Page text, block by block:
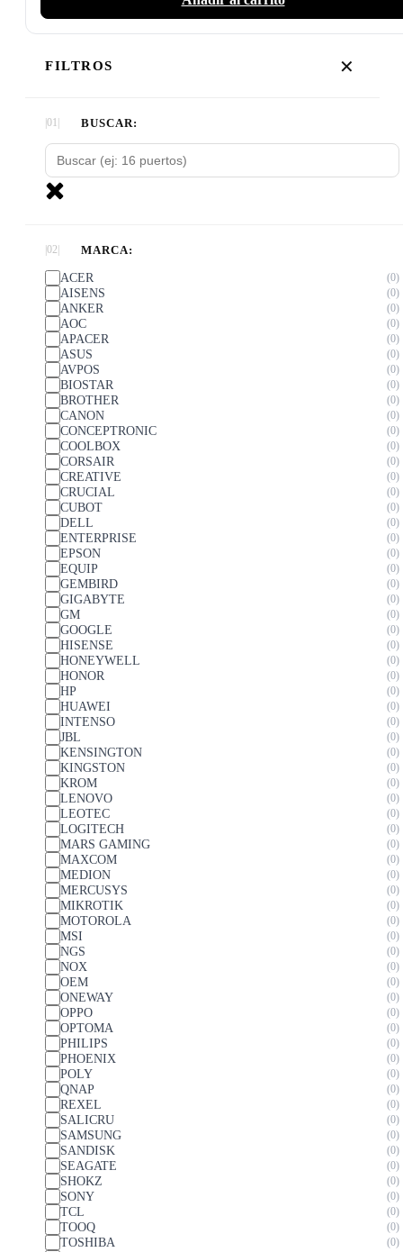
FILTROS ✕
BUSCAR:
MARCA:
ACER 0
AISENS 0
ANKER 0
AOC 0
APACER 0
ASUS 0
AVPOS 0
BIOSTAR 0
BROTHER 0
CANON 0
CONCEPTRONIC 0
COOLBOX 0
CORSAIR 0
CREATIVE 0
CRUCIAL 0
CUBOT 0
DELL 0
ENTERPRISE 0
EPSON 0
EQUIP 0
GEMBIRD 0
GIGABYTE 0
GM 0
GOOGLE 0
HISENSE 0
HONEYWELL 0
HONOR 0
HP 0
HUAWEI 0
INTENSO 0
JBL 0
KENSINGTON 0
KINGSTON 0
KROM 0
LENOVO 0
LEOTEC 0
LOGITECH 0
MARS GAMING 0
MAXCOM 0
MEDION 0
MERCUSYS 0
MIKROTIK 0
MOTOROLA 0
MSI 0
NGS 0
NOX 0
OEM 0
ONEWAY 0
OPPO 0
OPTOMA 0
PHILIPS 0
PHOENIX 0
POLY 0
QNAP 0
REXEL 0
SALICRU 0
SAMSUNG 0
SANDISK 0
SEAGATE 0
SHOKZ 0
SONY 0
TCL 0
TOOQ 0
TOSHIBA 0